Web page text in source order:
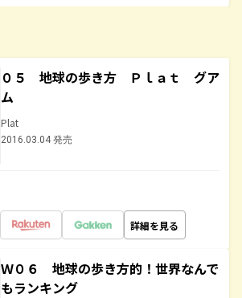
０５ 地球の歩き方 Ｐｌａｔ グア
ム
Plat
2016.03.04 発売
詳細を見る
Ｗ０６ 地球の歩き方的！世界なんで
もランキング